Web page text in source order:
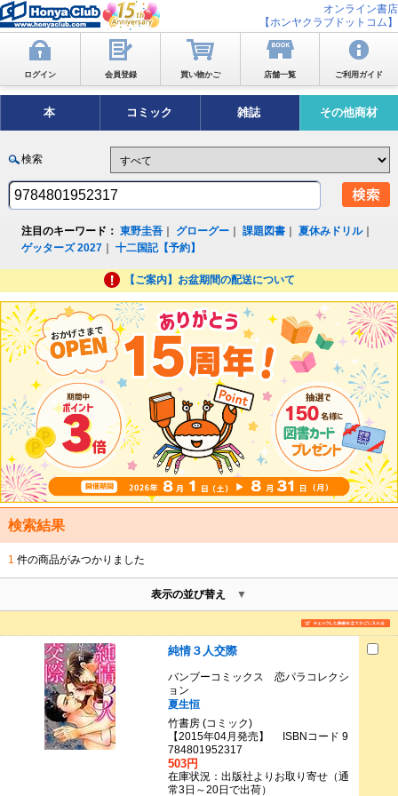
オンライン書店
【ホンヤクラブドットコム】
ログイン 会員登録 買い物かご 店舗一覧 ご利用ガイド
本 コミック 雑誌 その他商材
検索
注目のキーワード： 東野圭吾 グローグー ｜課題図書 ｜夏休みドリル｜
ゲッターズ 2027 ｜十二国記【予約】
【ご案内】お盆期間の配送について
検索結果
1 件の商品がみつかりました
表示の並び替え
純情３人交際
バンブーコミックス 恋パラコレクシ
ョン
夏生恒
竹書房 (コミック)
【2015年04月発売】 ISBNコード 9
784801952317
503円
在庫状況：出版社よりお取り寄せ（通
常3日～20日で出荷）